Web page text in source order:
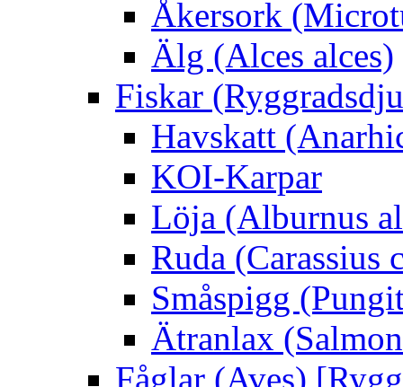
Åkersork
Älg (Alces alces)
Fiskar
Havskatt
KOI-Karpar
Löja (Alburnus
Ruda (Carassius
Småspigg
Ätranlax
Fåglar (Aves)